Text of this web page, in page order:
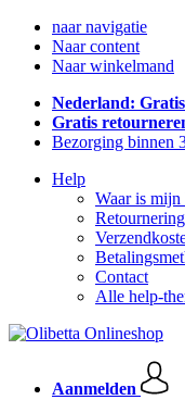
naar navigatie
Naar content
Naar winkelmand
Nederland:
Gratis
Bezorging binnen
Help
Waar is mijn
Contact
Alle help-
Aanmelden